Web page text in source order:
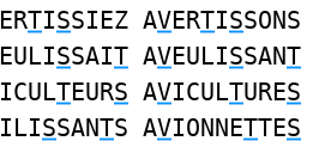
ERTISSIEZ AVERTISSONS
EULISSAIT AVEULISSANT
ICULTEURS AVICULTURES
ILISSANTS AVIONNETTES